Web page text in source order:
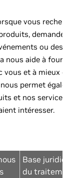
vous
ou des
nous aide à
vous et à mieux
permet
et nos
intéresser.
Base
du